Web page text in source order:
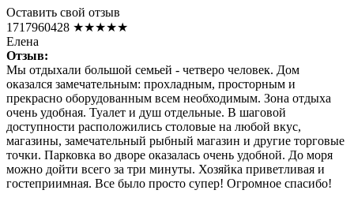
Оставить свой отзыв
1717960428 ★★★★★
Елена
Отзыв:
Мы отдыхали большой семьей - четверо человек. Дом
оказался замечательным: прохладным, просторным и
прекрасно оборудованным всем необходимым. Зона отдыха
очень удобная. Туалет и душ отдельные. В шаговой
доступности расположились столовые на любой вкус,
магазины, замечательный рыбный магазин и другие торговые
точки. Парковка во дворе оказалась очень удобной. До моря
можно дойти всего за три минуты. Хозяйка приветливая и
гостеприимная. Все было просто супер! Огромное спасибо!